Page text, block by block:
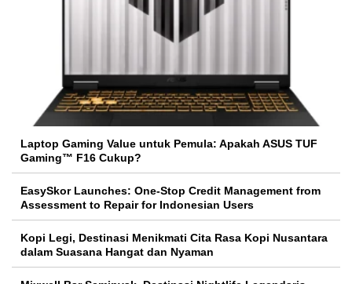
Laptop Gaming Value untuk Pemula: Apakah ASUS TUF
Gaming™ F16 Cukup?
EasySkor Launches: One-Stop Credit Management from
Assessment to Repair for Indonesian Users
Kopi Legi, Destinasi Menikmati Cita Rasa Kopi Nusantara
dalam Suasana Hangat dan Nyaman